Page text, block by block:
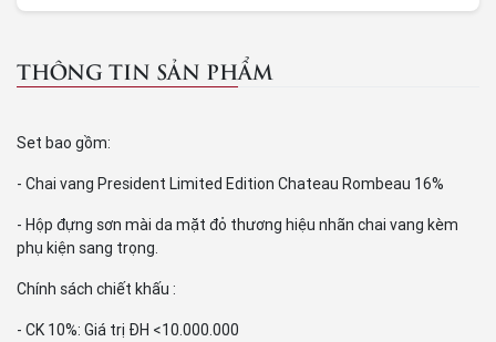
THÔNG TIN SẢN PHẨM
Set bao gồm:
- Chai vang President Limited Edition Chateau Rombeau 16%
- Hộp đựng sơn mài da mặt đỏ thương hiệu nhãn chai vang kèm
phụ kiện sang trọng.
Chính sách chiết khấu :
- CK 10%: Giá trị ĐH <10.000.000